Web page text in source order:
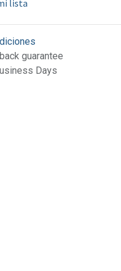
lista
guarantee
Days